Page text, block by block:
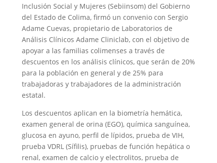
Inclusión Social y Mujeres (Sebiinsom) del Gobierno
del Estado de Colima, firmó un convenio con Sergio
Adame Cuevas, propietario de Laboratorios de
Análisis Clínicos Adame Cliniclab, con el objetivo de
apoyar a las familias colimenses a través de
descuentos en los análisis clínicos, que serán de 20%
para la población en general y de 25% para
trabajadoras y trabajadores de la administración
estatal.
Los descuentos aplican en la biometría hemática,
examen general de orina (EGO), química sanguínea,
glucosa en ayuno, perfil de lípidos, prueba de VIH,
prueba VDRL (Sífilis), pruebas de función hepática o
renal, examen de calcio y electrolitos, prueba de